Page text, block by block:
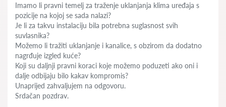
Imamo li pravni temelj za traženje uklanjanja klima uređaja s
pozicije na kojoj se sada nalazi?
Je li za takvu instalaciju bila potrebna suglasnost svih
suvlasnika?
Možemo li tražiti uklanjanje i kanalice, s obzirom da dodatno
nagrđuje izgled kuće?
Koji su daljnji pravni koraci koje možemo poduzeti ako oni i
dalje odbijaju bilo kakav kompromis?
Unaprijed zahvaljujem na odgovoru.
Srdačan pozdrav.